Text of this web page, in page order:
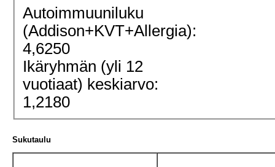
Autoimmuuniluku
(Addison+KVT+Allergia):
4,6250
Ikäryhmän (yli 12
vuotiaat) keskiarvo:
1,2180
Sukutaulu